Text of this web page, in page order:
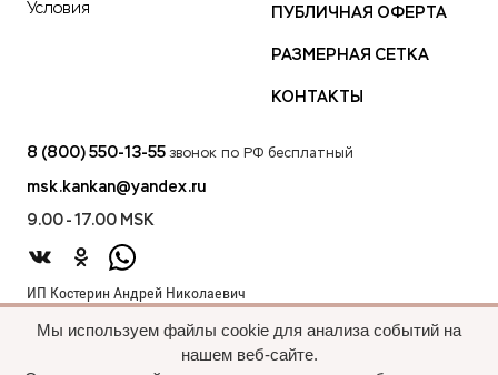
Условия ПУБЛИЧНАЯ ОФЕРТА
РАЗМЕРНАЯ СЕТКА
КОНТАКТЫ
8 (800) 550-13-55 звонок по РФ бесплатный
msk.kankan@yandex.ru
9.00 - 17.00 MSK
ИП Костерин Андрей Николаевич
440012, проезд 2-й Лиственный д.20 г. Пенза Пензенская обл.,
Мы используем файлы cookie для анализа событий на
нашем веб-сайте.